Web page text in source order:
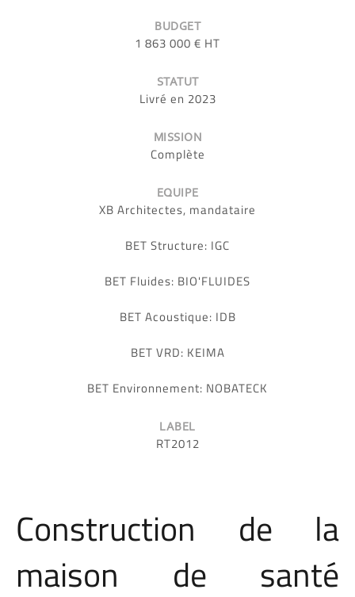
BUDGET
1 863 000 € HT
STATUT
Livré en 2023
MISSION
Complète
EQUIPE
XB Architectes, mandataire
BET Structure: IGC
BET Fluides: BIO'FLUIDES
BET Acoustique: IDB
BET VRD: KEIMA
BET Environnement: NOBATECK
LABEL
RT2012
Construction de la
maison de santé